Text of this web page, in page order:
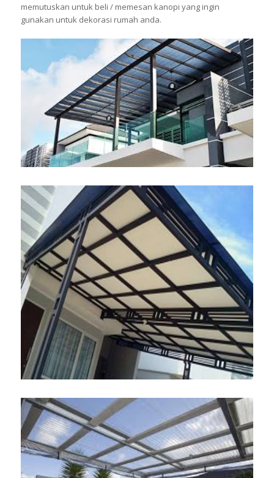
memutuskan untuk beli / memesan kanopi yang ingin
gunakan untuk dekorasi rumah anda.